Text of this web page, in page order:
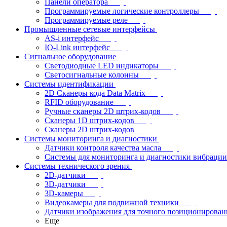
Панели оператора
Программируемые логические контроллеры
Программируемые реле
Промышленные сетевые интерфейсы
AS-i интерфейс
IO-Link интерфейс
Сигнальное оборудование
Светодиодные LED индикаторы
Светосигнальные колонны
Системы идентификации
2D Сканеры кода Data Matrix
RFID оборудование
Ручные сканеры 2D штрих-кодов
Сканеры 1D штрих-кодов
Сканеры 2D штрих-кодов
Системы мониторинга и диагностики
Датчики контроля качества масла
Системы для мониторинга и диагностики вибрации
Системы технического зрения
2D-датчики
3D-датчики
3D-камеры
Видеокамеры для подвижной техники
Датчики изображения для точного
Еще